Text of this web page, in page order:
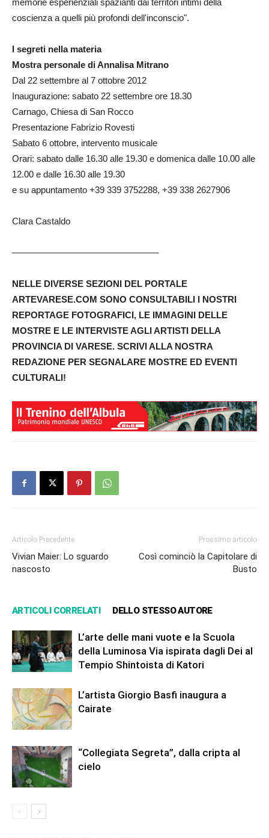
memorie esperienziali spazianti dai territori intimi della
coscienza a quelli più profondi dell'inconscio".
I segreti nella materia
Mostra personale di Annalisa Mitrano
Dal 22 settembre al 7 ottobre 2012
Inaugurazione: sabato 22 settembre ore 18.30
Carnago, Chiesa di San Rocco
Presentazione Fabrizio Rovesti
Sabato 6 ottobre, intervento musicale
Orari: sabato dalle 16.30 alle 19.30 e domenica dalle 10.00 alle
12.00 e dalle 16.30 alle 19.30
e su appuntamento +39 339 3752288, +39 338 2627906
Clara Castaldo
————————————————-
NELLE DIVERSE SEZIONI DEL PORTALE
ARTEVARESE.COM SONO CONSULTABILI I NOSTRI
REPORTAGE FOTOGRAFICI, LE IMMAGINI DELLE
MOSTRE E LE INTERVISTE AGLI ARTISTI DELLA
PROVINCIA DI VARESE. SCRIVI ALLA NOSTRA
REDAZIONE PER SEGNALARE MOSTRE ED EVENTI
CULTURALI!
Articolo Precedente
Vivian Maier: Lo sguardo
nascosto
Prossimo articolo
Così cominciò la Capitolare di
Busto
ARTICOLI CORRELATI DELLO STESSO AUTORE
L’arte delle mani vuote e la Scuola
della Luminosa Via ispirata dagli Dei al
Tempio Shintoista di Katori
L’artista Giorgio Basfi inaugura a
Cairate
“Collegiata Segreta”, dalla cripta al
cielo